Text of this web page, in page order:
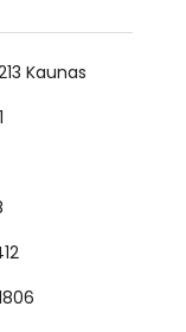
Kaunas